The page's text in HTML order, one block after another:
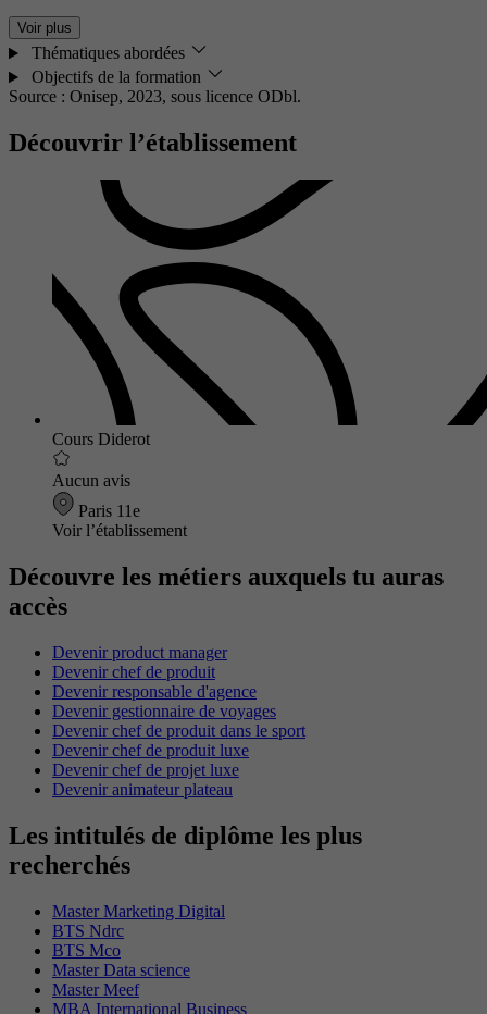
Voir plus
Thématiques abordées
Objectifs de la formation
Source : Onisep, 2023, sous licence ODbl.
Découvrir l’établissement
Cours Diderot
Aucun avis
Paris 11e
Voir l’établissement
Découvre les métiers auxquels tu auras
accès
Devenir product manager
Devenir chef de produit
Devenir responsable d'agence
Devenir gestionnaire de voyages
Devenir chef de produit dans le sport
Devenir chef de produit luxe
Devenir chef de projet luxe
Devenir animateur plateau
Les intitulés de diplôme les plus
recherchés
Master Marketing Digital
BTS Ndrc
BTS Mco
Master Data science
Master Meef
MBA International Business